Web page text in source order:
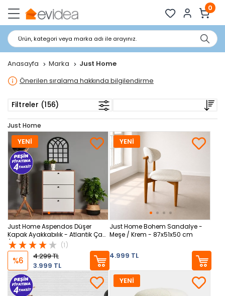
0
Ürün, kategori veya marka adı ile arayınız.
Anasayfa Marka Just Home
Önerilen sıralama hakkında bilgilendirme
Filtreler (156)
Just Home
Just Home Aspendos Düşer
Kapak Ayakkabılık - Atlantik Çam
/ Beyaz
(1)
%6
4.299 TL
3.999 TL
YENİ
Just Home Bohem Sandalye -
Meşe / Krem - 87x51x50 cm
4.999 TL
YENİ
YENİ